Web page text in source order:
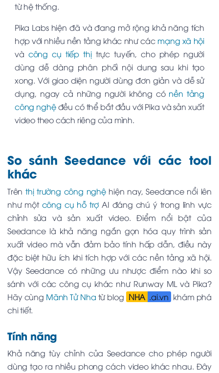
từ hệ thống.
Pika Labs hiện đã và đang mở rộng khả năng tích
hợp với nhiều nền tảng khác như các mạng xã hội
và công cụ tiếp thịtrực tuyến, cho phép người
dùng dễ dàng phân phối nội dung sau khi tạo
xong. Với giao diện người dùng đơn giản và dễ sử
dụng, ngay cả những người không có nền tảng
công nghệđều có thể bắt đầu với Pika và sản xuất
video theo cách riêng của mình.
So sánh Seedance với các tool
khác
Trên thị trường công nghệhiện nay, Seedance nổi lên
như một công cụ hỗ trợ AI đáng chú ý trong lĩnh vực
chỉnh sửa và sản xuất video. Điểm nổi bật của
Seedance là khả năng ngắn gọn hóa quy trình sản
xuất video mà vẫn đảm bảo tính hấp dẫn, điều này
đặc biệt hữu ích khi tích hợp với các nền tảng xã hội.
Vậy Seedance có những ưu nhược điểm nào khi so
sánh với các công cụ khác như Runway ML và Pika?
Hãy cùng Mãnh Tử Nha từ blog NHA .ai.vn khám phá
chi tiết.
Tính năng
Khả năng tùy chỉnh của Seedance cho phép người
dùng tạo ra nhiều phong cách video khác nhau. Đây